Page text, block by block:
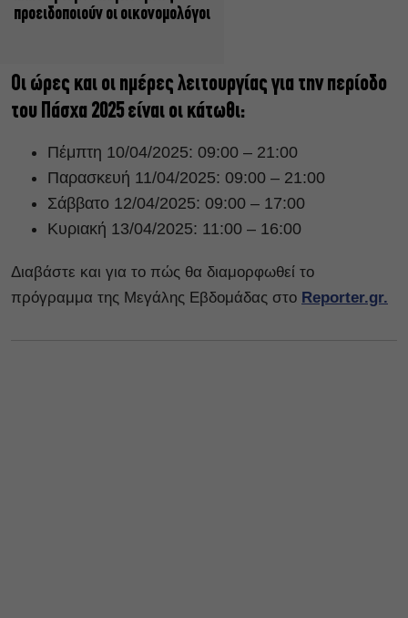
προειδοποιούν οι οικονομολόγοι
Οι ώρες και οι ημέρες λειτουργίας για την περίοδο
του Πάσχα 2025 είναι οι κάτωθι:
Πέμπτη 10/04/2025: 09:00 – 21:00
Παρασκευή 11/04/2025: 09:00 – 21:00
Σάββατο 12/04/2025: 09:00 – 17:00
Κυριακή 13/04/2025: 11:00 – 16:00
Διαβάστε και για το πώς θα διαμορφωθεί το
πρόγραμμα της Μεγάλης Εβδομάδας στο Reporter.gr.